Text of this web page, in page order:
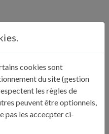
beurré, déroulez un
en la badigeonnant de
la pointe d'un couteau.
que la vapeur puisse
cookies sont
du site (gestion
les règles de
peuvent être optionnels,
pas les accecpter ci-